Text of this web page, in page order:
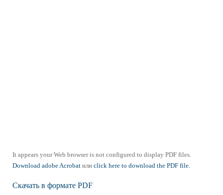
It appears your Web browser is not configured to display PDF files.
Download adobe Acrobat или click here to download the PDF file.
Скачать в формате PDF